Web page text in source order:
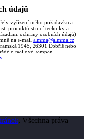
údajů
vyřízení mého požadavku a
produktů stínicí techniky a
ochrany osobních údajů)
na e-mail almma@almma.cz
1945, 26301 Dobříš nebo
e-mailové kampani.
. Všechna práva